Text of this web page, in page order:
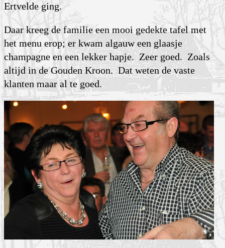
Ertvelde ging.
Daar kreeg de familie een mooi gedekte tafel met
het menu erop; er kwam algauw een glaasje
champagne en een lekker hapje. Zeer goed. Zoals
altijd in de Gouden Kroon. Dat weten de vaste
klanten maar al te goed.